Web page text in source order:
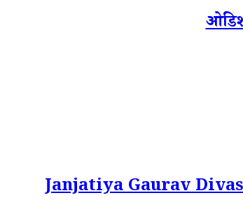
Janjatiya Gaurav Divas: